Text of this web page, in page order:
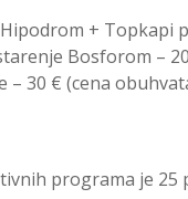
+ Topkapi
Bosforom –
– 30 € (cena
programa je 25